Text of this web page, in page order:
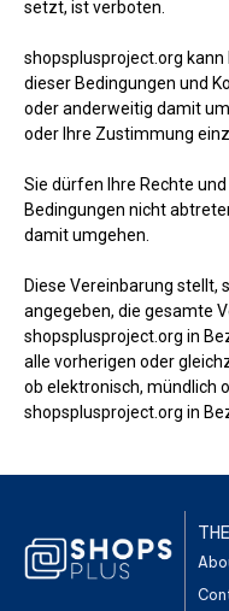
setzt, ist verboten.
shopsplusproject.org
dieser Bedingungen und
oder anderweitig damit
oder Ihre Zustimmung
Sie dürfen Ihre Rechte
Bedingungen nicht
damit umgehen.
Diese Vereinbarung stellt,
angegeben, die gesamte
shopsplusproject.org in
alle vorherigen oder
ob elektronisch, mündlich
shopsplusproject.org in